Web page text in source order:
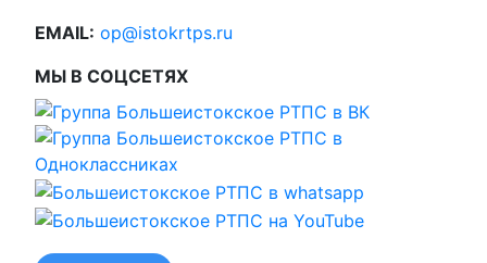
EMAIL: op@istokrtps.ru
МЫ В СОЦСЕТЯХ